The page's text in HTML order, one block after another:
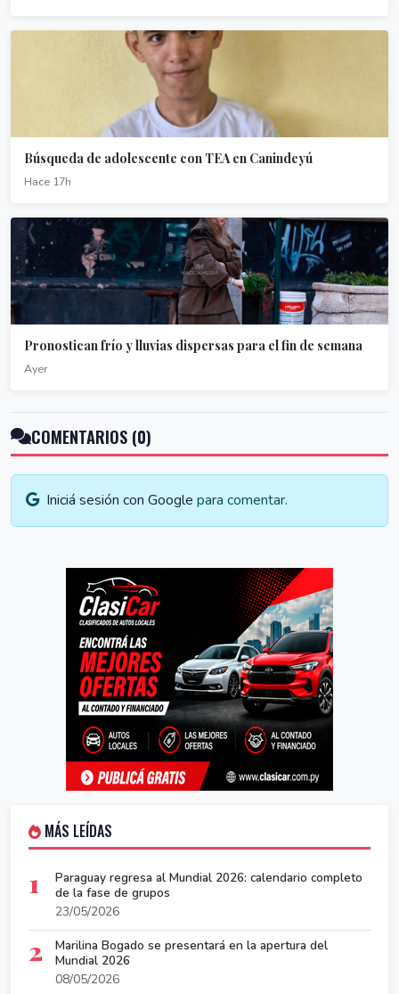
Búsqueda de adolescente con TEA en Canindeyú
Hace 17h
Pronostican frío y lluvias dispersas para el fin de semana
Ayer
COMENTARIOS (0)
Iniciá sesión con Google para comentar.
MÁS LEÍDAS
1
Paraguay regresa al Mundial 2026: calendario completo
de la fase de grupos
23/05/2026
2
Marilina Bogado se presentará en la apertura del
Mundial 2026
08/05/2026